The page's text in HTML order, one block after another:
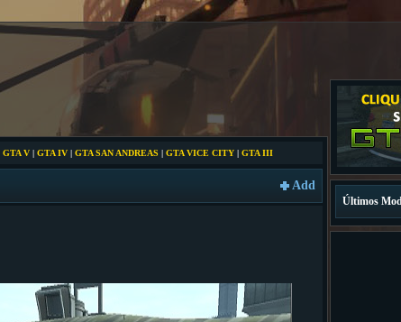
GTA V| GTA IV| GTA SAN ANDREAS | GTA VICE CITY| GTA III
Add
Últimos